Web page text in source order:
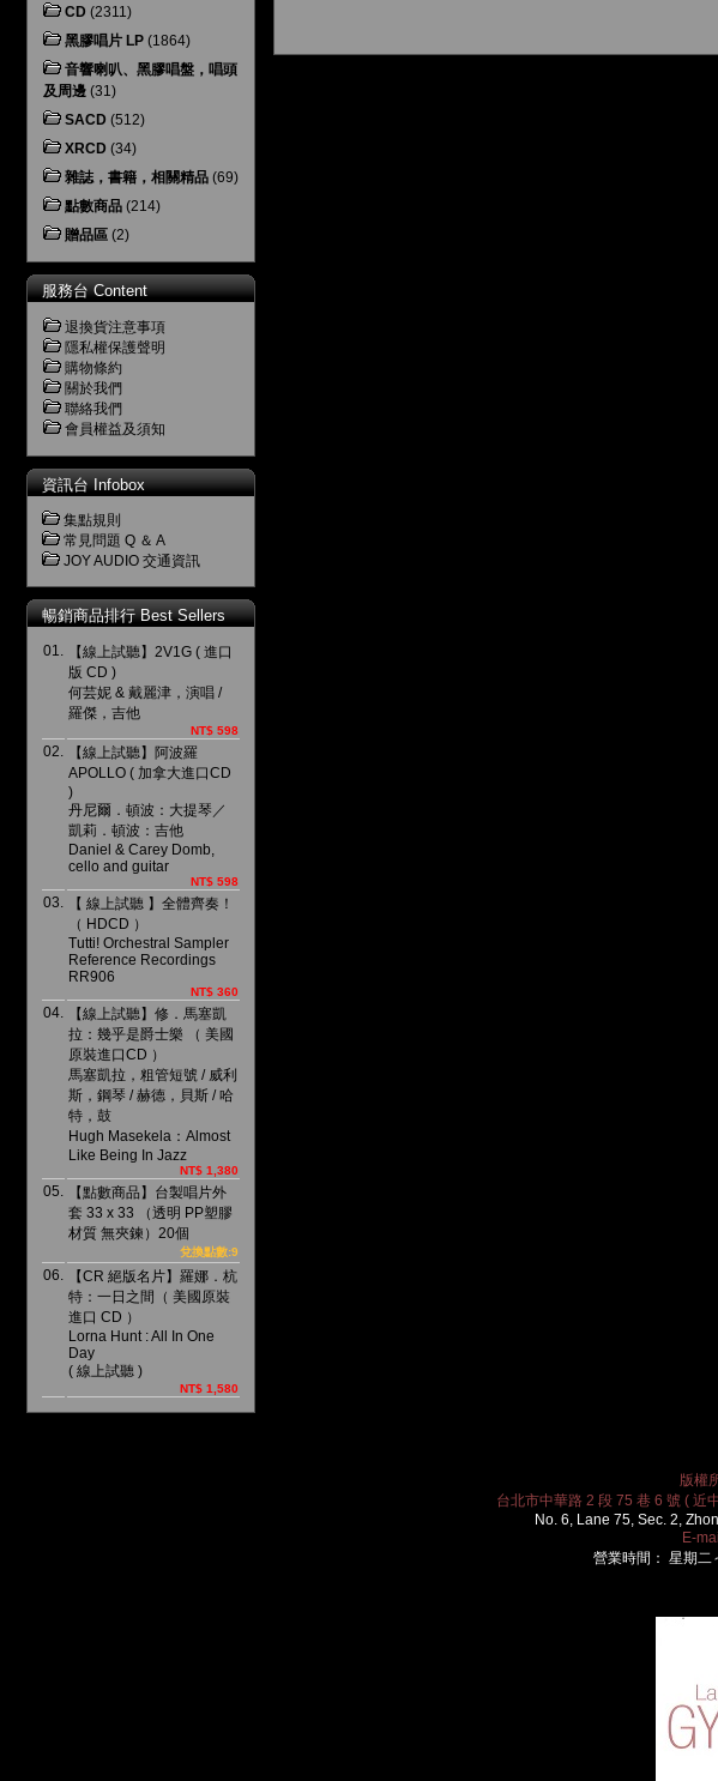
CD (2311)
黑膠唱片 LP (1864)
音響喇叭、黑膠唱盤，唱頭
及周邊 (31)
SACD (512)
XRCD (34)
雜誌，書籍，相關精品 (69)
點數商品 (214)
贈品區 (2)
服務台 Content
退換貨注意事項
隱私權保護聲明
購物條約
關於我們
聯絡我們
會員權益及須知
資訊台 Infobox
集點規則
常見問題 Q ＆ A
JOY AUDIO 交通資訊
暢銷商品排行 Best Sellers
01.
【線上試聽】2V1G ( 進口
版 CD )
何芸妮 & 戴麗津，演唱 /
羅傑，吉他
NT$ 598
02.
【線上試聽】阿波羅
APOLLO ( 加拿大進口CD
)
丹尼爾．頓波：大提琴／
凱莉．頓波：吉他
Daniel & Carey Domb,
cello and guitar
NT$ 598
03.
【 線上試聽 】全體齊奏！
（ HDCD ）
Tutti! Orchestral Sampler
Reference Recordings
RR906
NT$ 360
04.
【線上試聽】修．馬塞凱
拉：幾乎是爵士樂 （ 美國
原裝進口CD ）
馬塞凱拉，粗管短號 / 威利
斯，鋼琴 / 赫德，貝斯 / 哈
特，鼓
Hugh Masekela：Almost
Like Being In Jazz
NT$ 1,380
05.
【點數商品】台製唱片外
套 33 x 33 （透明 PP塑膠
材質 無夾鍊）20個
兌換點數:9
06.
【CR 絕版名片】羅娜．杭
特：一日之間（ 美國原裝
進口 CD ）
Lorna Hunt : All In One
Day
( 線上試聽 )
NT$ 1,580
版權
台北市中華路 2 段 75 巷 6 號 (
No. 6, Lane 75, Sec. 2,
E-
營業時間： 星期